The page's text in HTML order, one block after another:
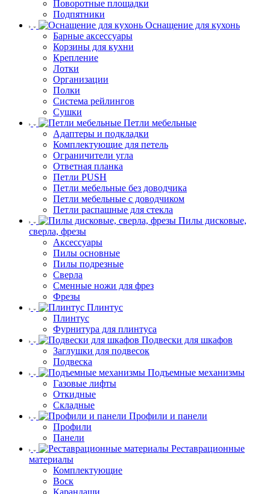
Поворотные площадки
Подпятники
Оснащение для кухонь
Барные аксессуары
Корзины для кухни
Крепление
Лотки
Организации
Полки
Система рейлингов
Сушки
Петли мебельные
Адаптеры и подкладки
Комплектующие для петель
Ограничители угла
Ответная планка
Петли PUSH
Петли мебельные без доводчика
Петли мебельные с доводчиком
Петли распашные для стекла
Пилы дисковые,
сверла, фрезы
Аксессуары
Пилы основные
Пилы подрезные
Сверла
Сменные ножи для фрез
Фрезы
Плинтус
Плинтус
Фурнитура для плинтуса
Подвески для шкафов
Заглушки для подвесок
Подвеска
Подъемные механизмы
Газовые лифты
Откидные
Складные
Профили и панели
Профили
Панели
Реставрационные
материалы
Комплектующие
Воск
Карандаши